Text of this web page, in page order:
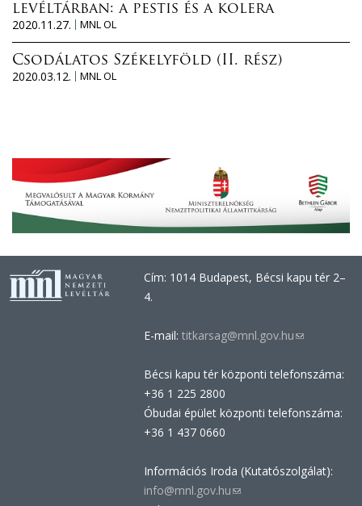
levéltárban: a pestis és a kolera
2020.11.27.
MNL OL
Csodálatos Székelyföld (II. rész)
2020.03.12.
MNL OL
Cím: 1014 Budapest, Bécsi kapu tér 2–
4.
E-mail: titkarsag@mnl.gov.hu(link
e-
Bécsi kapu tér központi telefonszáma:
+36 1 225 2800
Óbudai épület központi telefonszáma:
+36 1 437 0660
Információs Iroda (Kutatószolgálat):
info@mnl.gov.hu(link